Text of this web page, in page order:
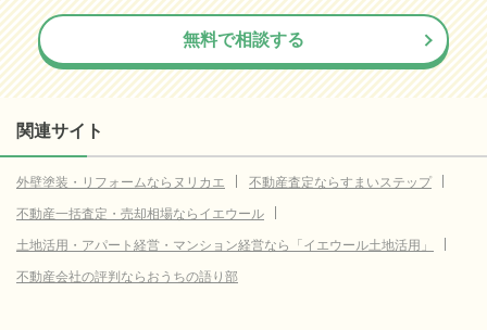
無料で相談する
関連サイト
外壁塗装・リフォームならヌリカエ
不動産査定ならすまいステップ
不動産一括査定・売却相場ならイエウール
土地活用・アパート経営・マンション経営なら「イエウール土地活用」
不動産会社の評判ならおうちの語り部